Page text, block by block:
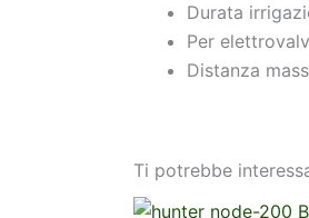
Durata
Per
Distanza
Ti potrebbe